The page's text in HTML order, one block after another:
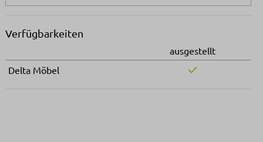
Verfügbarkeiten
ausgestellt
Delta Möbel